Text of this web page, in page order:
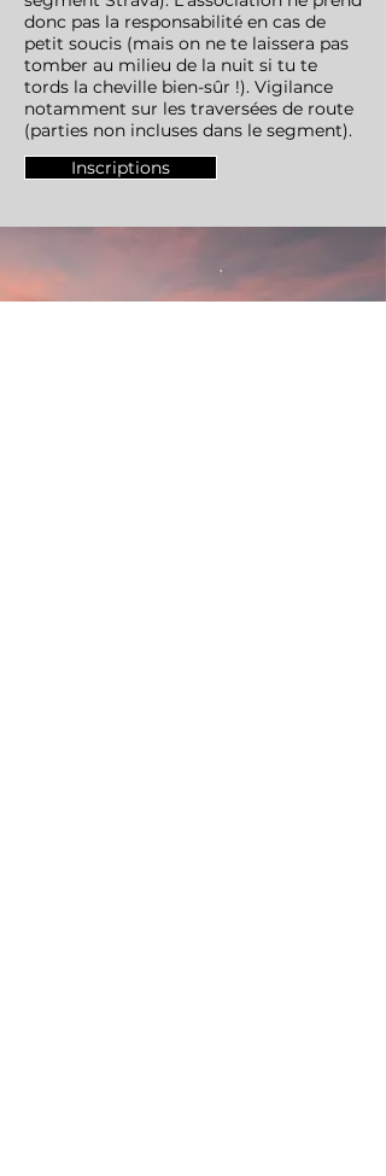
donc pas la responsabilité en cas de
petit soucis (mais on ne te laissera pas
tomber au milieu de la nuit si tu te
tords la cheville bien-sûr !). Vigilance
notamment sur les traversées de route
(parties non incluses dans le segment).
Inscriptions